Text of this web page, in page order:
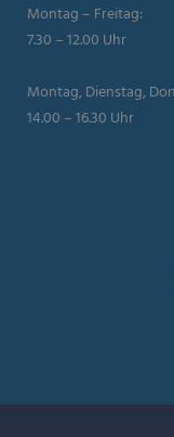
Montag – Freitag:
7.30 – 12.00 Uhr
Montag, Dienstag,
14.00 – 16.30 Uhr